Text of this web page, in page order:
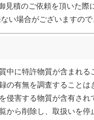
積のご依頼を頂いた際
い場合がございますの
中に特許物質が含まれ
の有無を調査すること
侵害する物質が含有さ
ら削除し、取扱いを停